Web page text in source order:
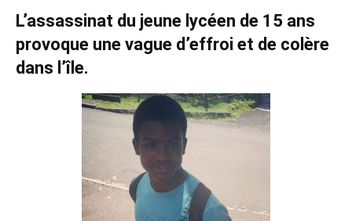
L’assassinat du jeune lycéen de 15 ans
provoque une vague d’effroi et de colère
dans l’île.